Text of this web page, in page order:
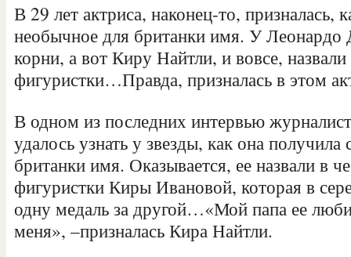
В 29 лет актриса, наконец-то, призналась,
необычное для британки имя. У
корни, а вот Киру Найтли, и вовсе, назвали
фигуристки…Правда, призналась в этом
В одном из последних интервью
удалось узнать у звезды, как она
британки имя. Оказывается, ее назвали в
фигуристки Киры Ивановой, которая в
одну медаль за другой…«Мой папа ее
меня», –призналась Кира Найтли.